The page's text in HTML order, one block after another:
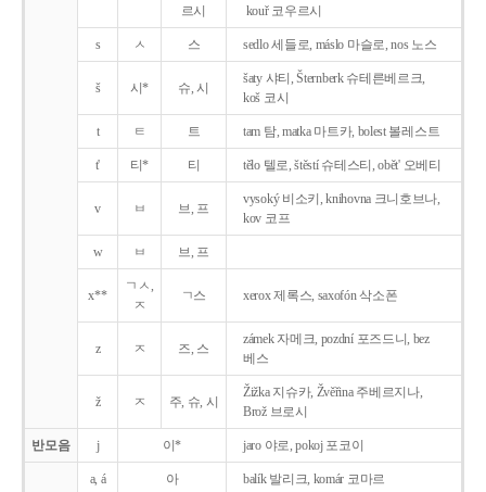
르시
kouř 코우르시
s ㅅ 스 sedlo 세들로, máslo 마슬로, nos 노스
š 시* 슈, 시
šaty 샤티, Šternberk 슈테른베르크,
koš 코시
t ㅌ 트 tam 탐, matka 마트카, bolest 볼레스트
t' 티* 티 tělo 텔로, štěstí 슈테스티, obět' 오베티
v ㅂ 브, 프
vysoký 비소키, knihovna 크니호브나,
kov 코프
w ㅂ 브, 프
x**
ㄱㅅ,
ㅈ
ㄱ스 xerox 제록스, saxofón 삭소폰
z ㅈ 즈, 스
zámek 자메크, pozdní 포즈드니, bez
베스
ž ㅈ 주, 슈, 시
Žižka 지슈카, Žvěřina 주베르지나,
Brož 브로시
반모음 j 이* jaro 야로, pokoj 포코이
a, á 아 balík 발리크, komár 코마르